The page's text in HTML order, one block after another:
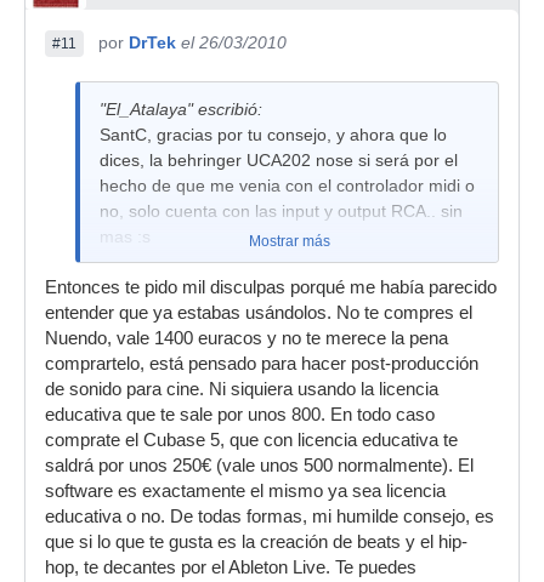
#11 por DrTek el 26/03/2010
"El_Atalaya" escribió:
SantC, gracias por tu consejo, y ahora que lo
dices, la behringer UCA202 nose si será por el
hecho de que me venia con el controlador midi o
no, solo cuenta con las input y output RCA.. sin
mas :s
cosa de un mes, por tema de proyecto de
investigación relacionado con la informatica para
el instituto, y pues, lei que W7 y el audio iban de
la mano practicamente, pero lo de la
relentizacion ya la habia con el XP SP2...
además de que hay veces en que la maquina no
quiere ni encender o hace muchisimo ruido el
procesador al hacerlo.
por lo demás estaré mirando los componentes
que me dijiste para ver si los encuentro a buen
precio
Mostrar más
Entonces te pido mil disculpas porqué me había parecido
entender que ya estabas usándolos. No te compres el
Nuendo, vale 1400 euracos y no te merece la pena
comprartelo, está pensado para hacer post-producción
de sonido para cine. Ni siquiera usando la licencia
educativa que te sale por unos 800. En todo caso
comprate el Cubase 5, que con licencia educativa te
saldrá por unos 250€ (vale unos 500 normalmente). El
software es exactamente el mismo ya sea licencia
educativa o no. De todas formas, mi humilde consejo, es
que si lo que te gusta es la creación de beats y el hip-
hop, te decantes por el Ableton Live. Te puedes